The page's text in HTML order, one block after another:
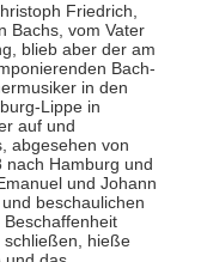
Friedrich,
Bachs, vom Vater
blieb aber der am
Bach-
in den
Lippe in
auf und
abgesehen von
nach Hamburg und
und Johann
beschaulichen
Beschaffenheit
schließen, hieße